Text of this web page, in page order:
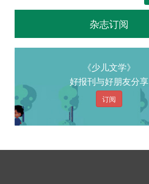
杂志订阅
《少儿文学》
好报刊与好朋友分享
订阅